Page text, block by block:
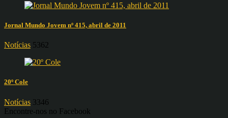
Jornal Mundo Jovem nº 415, abril de 2011
Notícias 5362
20º Cole
Notícias 3346
Encontre-nos no Facebook